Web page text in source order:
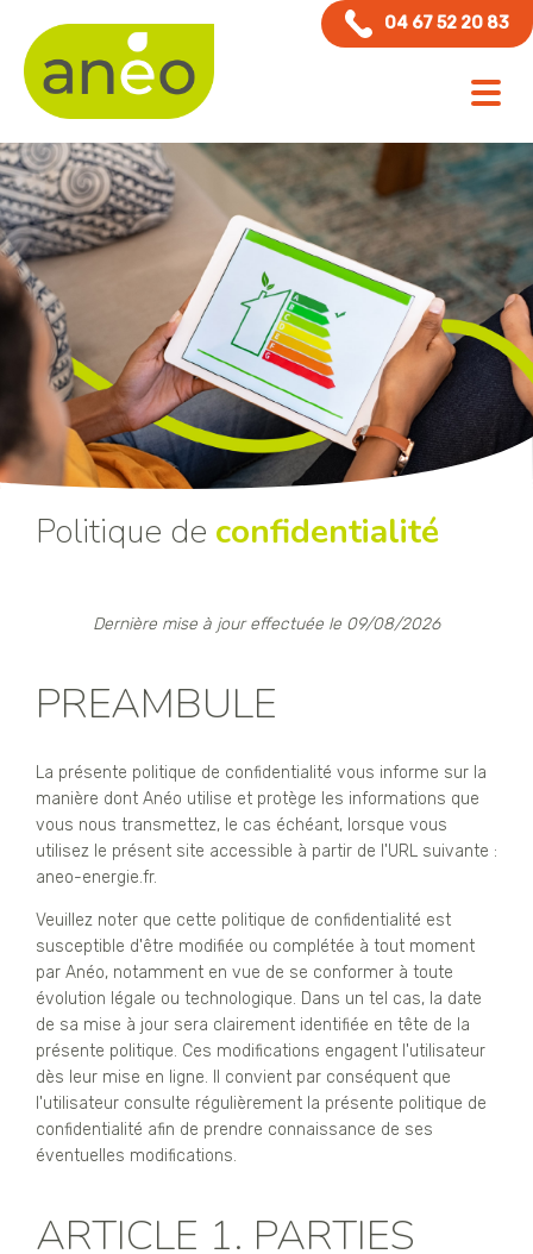
04 67 52 20 83
Politique de confidentialité
Dernière mise à jour effectuée le 09/08/2026
PREAMBULE
La présente politique de confidentialité vous informe sur la
manière dont Anéo utilise et protège les informations que
vous nous transmettez, le cas échéant, lorsque vous
utilisez le présent site accessible à partir de l'URL suivante :
aneo-energie.fr.
Veuillez noter que cette politique de confidentialité est
susceptible d'être modifiée ou complétée à tout moment
par Anéo, notamment en vue de se conformer à toute
évolution légale ou technologique. Dans un tel cas, la date
de sa mise à jour sera clairement identifiée en tête de la
présente politique. Ces modifications engagent l'utilisateur
dès leur mise en ligne. Il convient par conséquent que
l'utilisateur consulte régulièrement la présente politique de
confidentialité afin de prendre connaissance de ses
éventuelles modifications.
ARTICLE 1. PARTIES